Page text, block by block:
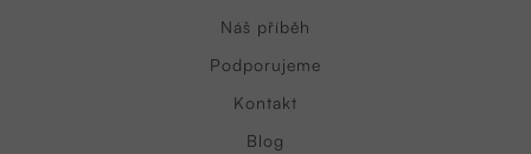
Náš příběh
Podporujeme
Kontakt
Blog